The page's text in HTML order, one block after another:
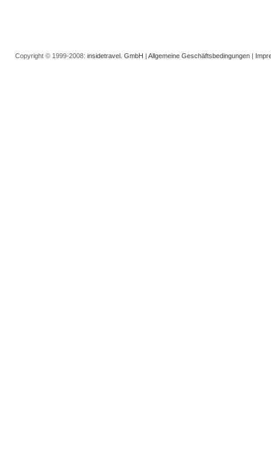
Copyright © 1999-2008: insidetravel. GmbH | Allgemeine Geschäftsbedingungen |